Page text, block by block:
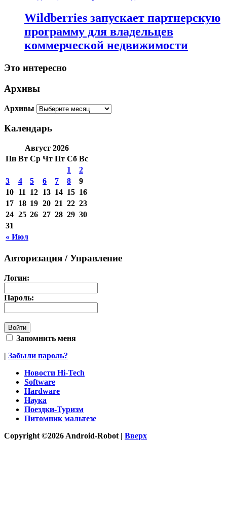
Wildberries запускает партнерскую
программу для владельцев
коммерческой недвижимости
Это интересно
Архивы
Архивы
Календарь
Август 2026
Пн Вт Ср Чт Пт Сб Вс
« Июл
1
2
3
4 5 6 7 8
9
10 11 12 13 14 15 16
17 18 19 20 21 22 23
24 25 26 27 28 29 30
31
Авторизация / Управление
Логин:
Пароль:
Запомнить меня
| Забыли пароль?
Новости Hi-Tech
Software
Hardware
Наука
Поездки-Туризм
Питомник мальтезе
Copyright ©2026 Android-Robot | Вверх